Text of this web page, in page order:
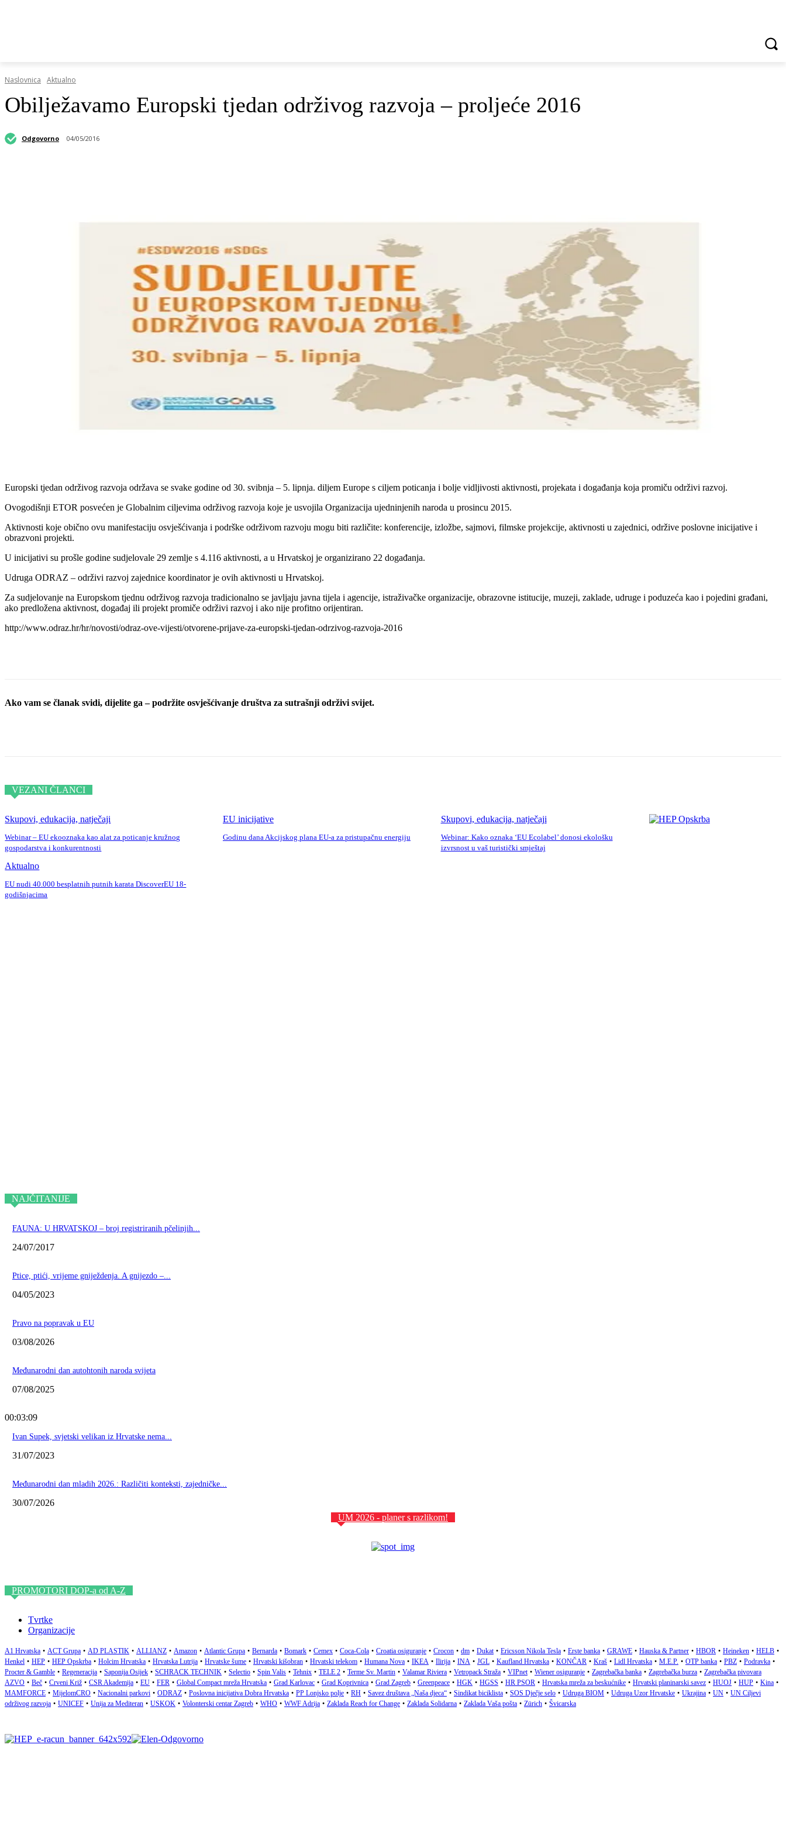
Naslovnica Aktualno
Obilježavamo Europski tjedan održivog razvoja – proljeće 2016
Odgovorno 04/05/2016
Europski tjedan održivog razvoja održava se svake godine od 30. svibnja – 5. lipnja. diljem Europe s ciljem poticanja i bolje vidljivosti aktivnosti, projekata i događanja koja promiču održivi razvoj.
Ovogodišnji ETOR posvećen je Globalnim ciljevima održivog razvoja koje je usvojila Organizacija ujedninjenih naroda u prosincu 2015.
Aktivnosti koje obično ovu manifestaciju osvješćivanja i podrške održivom razvoju mogu biti različite: konferencije, izložbe, sajmovi, filmske projekcije, aktivnosti u zajednici, održive poslovne inicijative i
obrazvoni projekti.
U inicijativi su prošle godine sudjelovale 29 zemlje s 4.116 aktivnosti, a u Hrvatskoj je organizirano 22 događanja.
Udruga ODRAZ – održivi razvoj zajednice koordinator je ovih aktivnosti u Hrvatskoj.
Za sudjelovanje na Europskom tjednu održivog razvoja tradicionalno se javljaju javna tijela i agencije, istraživačke organizacije, obrazovne istitucije, muzeji, zaklade, udruge i poduzeća kao i pojedini građani,
ako predložena aktivnost, događaj ili projekt promiče održivi razvoj i ako nije profitno orijentiran.
http://www.odraz.hr/hr/novosti/odraz-ove-vijesti/otvorene-prijave-za-europski-tjedan-odrzivog-razvoja-2016
Ako vam se članak svidi, dijelite ga – podržite osvješćivanje društva za sutrašnji održivi svijet.
VEZANI ČLANCI
Skupovi, edukacija, natječaji
Webinar – EU ekooznaka kao alat za poticanje kružnog
gospodarstva i konkurentnosti
EU inicijative
Godinu dana Akcijskog plana EU-a za pristupačnu energiju
Skupovi, edukacija, natječaji
Webinar: Kako oznaka ‘EU Ecolabel’ donosi ekološku
izvrsnost u vaš turistički smještaj
Aktualno
EU nudi 40.000 besplatnih putnih karata DiscoverEU 18-
godišnjacima
NAJČITANIJE
FAUNA: U HRVATSKOJ – broj registriranih pčelinjih...
24/07/2017
Ptice, ptići, vrijeme gniježdenja. A gnijezdo –...
04/05/2023
Pravo na popravak u EU
03/08/2026
Međunarodni dan autohtonih naroda svijeta
07/08/2025
00:03:09
Ivan Supek, svjetski velikan iz Hrvatske nema...
31/07/2023
Međunarodni dan mladih 2026.: Različiti konteksti, zajedničke...
30/07/2026
UM 2026 - planer s razlikom!
PROMOTORI DOP-a od A-Z
Tvrtke
Organizacije
A1 Hrvatska • ACT Grupa • AD PLASTIK • ALLIANZ • Amazon • Atlantic Grupa • Bernarda • Bomark • Cemex • Coca-Cola • Croatia osiguranje • Crocon • dm • Dukat • Ericsson Nikola Tesla • Erste banka • GRAWE • Hauska & Partner • HBOR • Heineken • HELB •
Henkel • HEP • HEP Opskrba • Holcim Hrvatska • Hrvatska Lutrija • Hrvatske šume • Hrvatski kišobran • Hrvatski telekom • Humana Nova • IKEA • Ilirija • INA • JGL • Kaufland Hrvatska • KONČAR • Kraš • Lidl Hrvatska • M.E.P. • OTP banka • PBZ • Podravka •
Procter & Gamble • Regeneracija • Saponija Osijek • SCHRACK TECHNIK • Selectio • Spin Valis • Tehnix • TELE 2 • Terme Sv. Martin • Valamar Riviera • Vetropack Straža • VIPnet • Wiener osiguranje • Zagrebačka banka • Zagrebačka burza • Zagrebačka pivovara
AZVO • Beč • Crveni Križ • CSR Akademija • EU • FER • Global Compact mreža Hrvatska • Grad Karlovac • Grad Koprivnica • Grad Zagreb • Greenpeace • HGK • HGSS • HR PSOR • Hrvatska mreža za beskućnike • Hrvatski planinarski savez • HUOJ • HUP • Kina •
MAMFORCE • MijelomCRO • Nacionalni parkovi • ODRAZ • Poslovna inicijativa Dobra Hrvatska • PP Lonjsko polje • RH • Savez društava „Naša djeca“ • Sindikat biciklista • SOS Dječje selo • Udruga BIOM • Udruga Uzor Hrvatske • Ukrajina • UN • UN Ciljevi
održivog razvoja • UNICEF • Unija za Mediteran • USKOK • Volonterski centar Zagreb • WHO • WWF Adrija • Zaklada Reach for Change • Zaklada Solidarna • Zaklada Vaša pošta • Zürich • Švicarska